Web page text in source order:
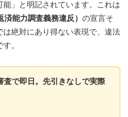
能」と明記されています。これは
能力調査義務違反） の宣言そ
は絶対にあり得ない表現で、違法
。
査で即日。先引きなしで実際